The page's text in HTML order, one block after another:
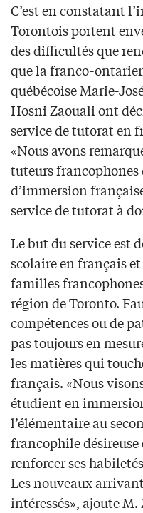
C’est en constatant
Torontois portent
des difficultés que
que la franco-
québécoise Marie-
Hosni Zaouali ont
service de tutorat en
«Nous avons
tuteurs
d’immersion
service de tutorat à
Le but du service est
scolaire en français
familles
région de Toronto.
compétences ou de
pas toujours en
les matières qui
français. «Nous
étudient en
l’élémentaire au
francophile désireuse
renforcer ses
Les nouveaux
intéressés», ajoute